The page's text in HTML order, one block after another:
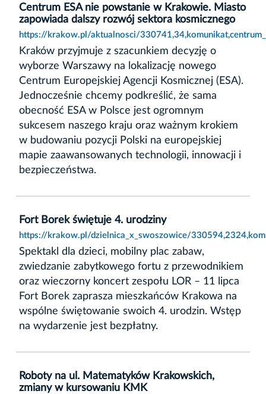
Centrum ESA nie powstanie w Krakowie. Miasto
zapowiada dalszy rozwój sektora kosmicznego
https://krakow.pl/aktualnosci/
Kraków przyjmuje z szacunkiem decyzję o
wyborze Warszawy na lokalizację nowego
Centrum Europejskiej Agencji Kosmicznej (ESA).
Jednocześnie chcemy podkreślić, że sama
obecność ESA w Polsce jest ogromnym
sukcesem naszego kraju oraz ważnym krokiem
w budowaniu pozycji Polski na europejskiej
mapie zaawansowanych technologii, innowacji i
bezpieczeństwa.
Fort Borek świętuje 4. urodziny
https://krakow.pl/dzielnica_x_swoszowice/
Spektakl dla dzieci, mobilny plac zabaw,
zwiedzanie zabytkowego fortu z przewodnikiem
oraz wieczorny koncert zespołu LOR – 11 lipca
Fort Borek zaprasza mieszkańców Krakowa na
wspólne świętowanie swoich 4. urodzin. Wstęp
na wydarzenie jest bezpłatny.
Roboty na ul. Matematyków Krakowskich,
zmiany w kursowaniu KMK